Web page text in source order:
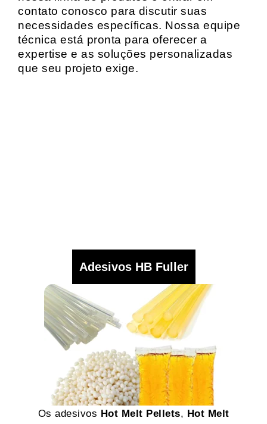
contato conosco para discutir suas
necessidades específicas. Nossa equipe
técnica está pronta para oferecer a
expertise e as soluções personalizadas
que seu projeto exige.
Adesivos HB Fuller
Os adesivos Hot Melt Pellets, Hot Melt